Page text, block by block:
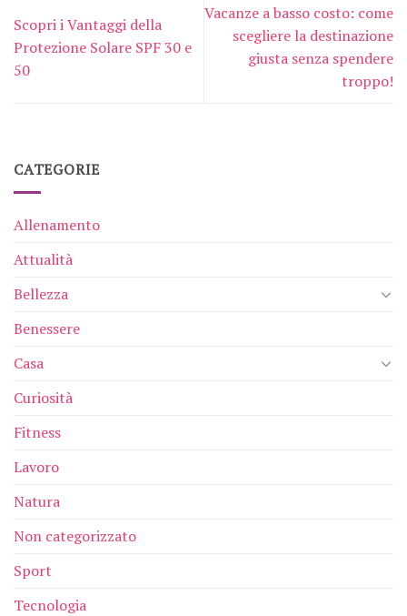
Scopri i Vantaggi della
Protezione Solare SPF 30 e
50
Vacanze a basso costo: come
scegliere la destinazione
giusta senza spendere
troppo!
CATEGORIE
Allenamento
Attualità
Bellezza
Benessere
Casa
Curiosità
Fitness
Lavoro
Natura
Non categorizzato
Sport
Tecnologia